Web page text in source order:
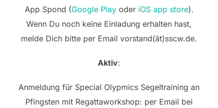
App Spond (Google Playoder iOS app store).
Wenn Du noch keine Einladung erhalten hast,
melde Dich bitte per Email vorstand(ät)sscw.de.
Aktiv:
Anmeldung für Special Olypmics Segeltraining an
Pfingsten mit Regattaworkshop: per Email bei